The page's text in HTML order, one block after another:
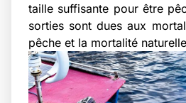
taille suffisante pour être
sorties sont dues aux
pêche et la mortalité